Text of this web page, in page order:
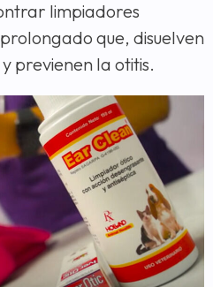
limpiadores
que, disuelven
previenen la otitis.